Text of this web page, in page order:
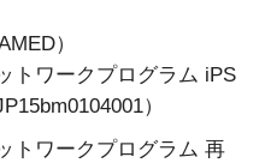
）
トワークプログラム iPS
）
トワークプログラム 再